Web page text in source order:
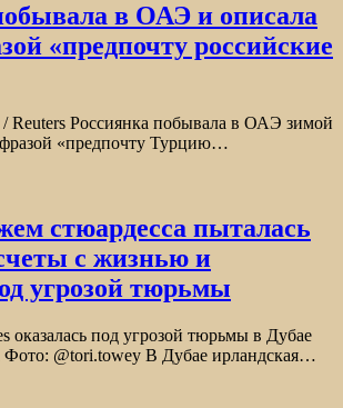
в ОАЭ и описала
«предпочту российские
Reuters Россиянка побывала в ОАЭ зимой
фразой «предпочту Турцию…
стюардесса пыталась
с жизнью и
угрозой тюрьмы
оказалась под угрозой тюрьмы в Дубае
Фото: @tori.towey В Дубае ирландская…